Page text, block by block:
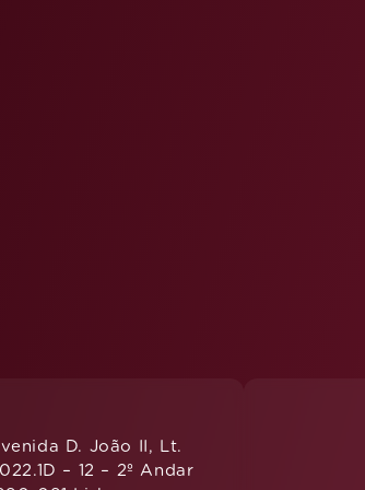
D. João II, Lt.
– 12 – 2º Andar